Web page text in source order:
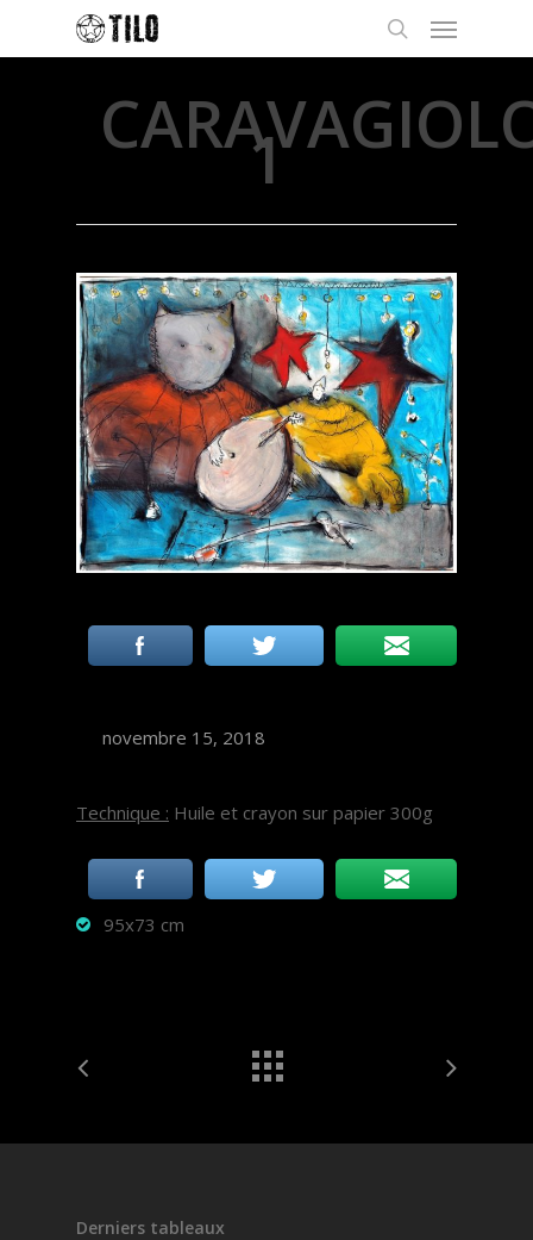
1
novembre 15, 2018
Technique : Huile et crayon sur papier 300g
95x73 cm
Derniers tableaux